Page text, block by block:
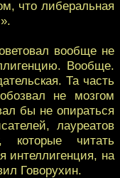
что либеральная
вообще не
Вообще.
Та часть
не мозгом
бы не опираться
лауреатов
которые читать
интеллигенция, на
Говорухин.